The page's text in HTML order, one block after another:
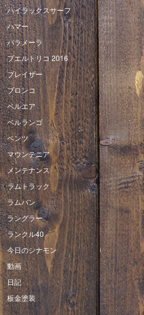
ハイラックスサーフ
ハマー
パラメーラ
プエルトリコ 2016
ブレイザー
ブロンコ
ベルエア
ベルランゴ
ベンツ
マウンテニア
メンテナンス
ラムトラック
ラムバン
ラングラー
ランクル40
今日のシナモン
動画
日記
板金塗装